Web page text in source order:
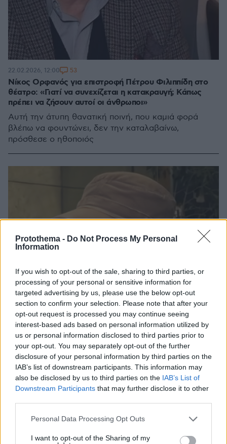
Protothema - Do Not Process My Personal
Information
If you wish to opt-out of the sale, sharing to third parties, or
processing of your personal or sensitive information for
targeted advertising by us, please use the below opt-out
section to confirm your selection. Please note that after your
opt-out request is processed you may continue seeing
interest-based ads based on personal information utilized by
us or personal information disclosed to third parties prior to
your opt-out. You may separately opt-out of the further
disclosure of your personal information by third parties on the
IAB’s list of downstream participants. This information may
also be disclosed by us to third parties on the IAB’s List of
Downstream Participants that may further disclose it to other
Please note that this website/app uses one or more Google
not limited to your visit or usage behaviour. You may click to
Personal Data Processing Opt Outs
I want to opt-out of the Sharing of my
Νίκος Ορφανός για επιστροφή Πέτρου Φιλιππίδη στο
θέατρο: «Γιατί να συνεχίζεται η κατακραυγή; Κάπως
πρέπει να ζήσουν αυτοί οι άνθρωποι»
Αυτή την άτυπη θανατική ποινή, που καμιά φορά
βλέπω να φουντώνει, δεν την καταλαβαίνω,
πρόσθεσε ο ηθοποιός
22.02.2026, 12:00 53
είστε ευχαριστημένοι; Τι να σας πω;»
Ο εκνευρισμός του ηθοποιού ήταν φανερός μόλις η
18.02.2026, 10:54 41